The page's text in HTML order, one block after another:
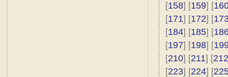
[158] [159] [
[171] [172] [
[184] [185] [
[197] [198] [
[210] [211] [212
[223] [224] [